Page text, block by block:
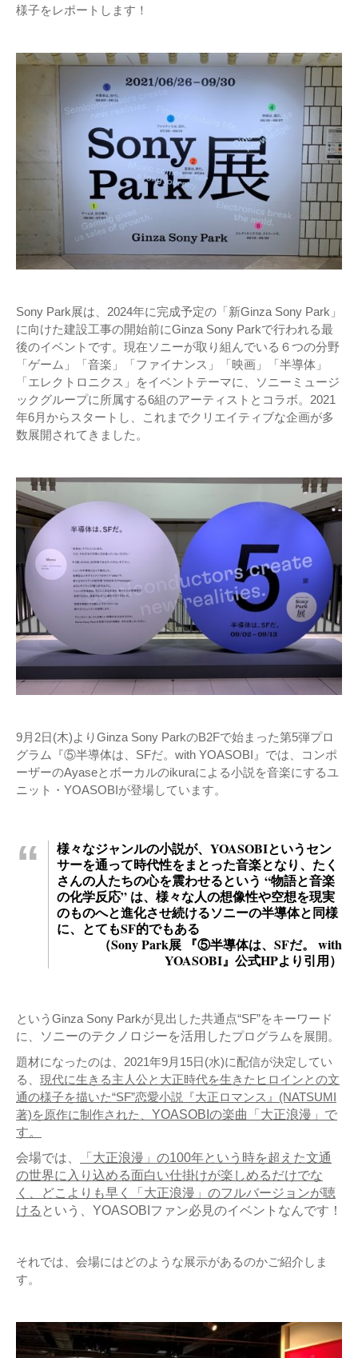
様子をレポートします！
Sony Park展は、2024年に完成予定の「新Ginza Sony Park」
に向けた建設工事の開始前にGinza Sony Parkで行われる最
後のイベントです。現在ソニーが取り組んでいる６つの分野
「ゲーム」「音楽」「ファイナンス」「映画」「半導体」
「エレクトロニクス」をイベントテーマに、ソニーミュージ
ックグループに所属する6組のアーティストとコラボ。2021
年6月からスタートし、これまでクリエイティブな企画が多
数展開されてきました。
9月2日(木)よりGinza Sony ParkのB2Fで始まった第5弾プロ
グラム『⑤半導体は、SFだ。with YOASOBI』では、コンポ
ーザーのAyaseとボーカルのikuraによる小説を音楽にするユ
ニット・YOASOBIが登場しています。
様々なジャンルの小説が、YOASOBIというセン
サーを通って時代性をまとった音楽となり、たく
さんの人たちの心を震わせるという “物語と音楽
の化学反応” は、様々な人の想像性や空想を現実
のものへと進化させ続けるソニーの半導体と同様
に、とてもSF的でもある
（Sony Park展 『⑤半導体は、SFだ。 with
YOASOBI』公式HPより引用）
というGinza Sony Parkが見出した共通点“SF”をキーワード
に、
ソニーのテクノロジーを活用したプログラムを展開。
題材になったのは、2021年9月15日(水)に配信が決定してい
る、 現代に生きる主人公と大正時代を生きたヒロインとの文
通の様子を描いた“SF”恋愛小説『大正ロマンス』(NATSUMI
著)を原作に制作された、 YOASOBIの楽曲「大正浪漫」で
す。
会場では、
「大正浪漫」の100年という時を超えた文通
の世界に入り込める面白い仕掛けが楽しめるだけでな
く、どこよりも早く「大正浪漫」のフルバージョンが聴
ける という、YOASOBIファン必見のイベントなんです！
それでは、会場にはどのような展示があるのかご紹介しま
す。